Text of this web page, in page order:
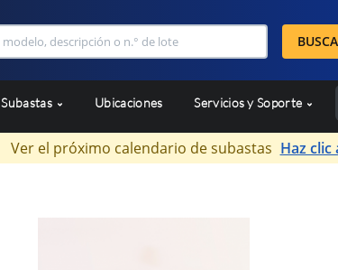
Subastas Ubicaciones Servicios y Soporte
Ver el próximo calendario de subastas Haz clic